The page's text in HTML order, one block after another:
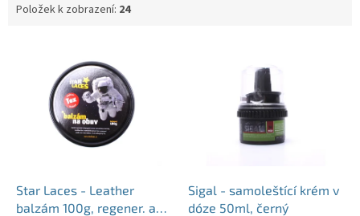
Položek k zobrazení: 24
Star Laces - Leather
balzám 100g, regener. a
Sigal - samoleštící krém v
dóze 50ml, černý